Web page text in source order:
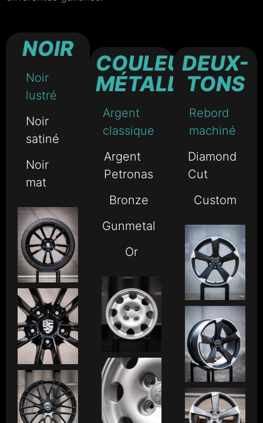
NOIR
Noir
lustré
Noir
satiné
Noir
mat
COULEURS
MÉTALLIQUES
Argent
classique
Argent
Petronas
Bronze
Gunmetal
Or
DEUX-
TONS
Rebord
machiné
Diamond
Cut
Custom